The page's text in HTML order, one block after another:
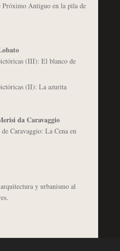
Próximo Antiguo en la pila de
(III): El blanco de
(II): La azurita
da Caravaggio
Caravaggio: La Cena en
y urbanismo al